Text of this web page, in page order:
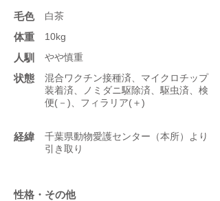
​毛色 白茶
体重 10kg
人馴 やや慎重
状態
混合ワクチン接種済、マイクロチップ
装着済、ノミダニ駆除済、駆虫済、検
便(－)、フィラリア(＋)
​経緯
千葉県動物愛護センター（本所）より
引き取り
性格・その他